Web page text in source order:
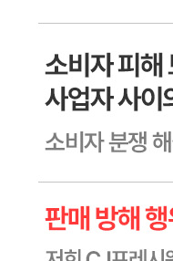
상세페이지참고
소비기한
본 제품은 제품입고일
하므로, 필요시 고객센
터 365일 까지
포장단위별 용량(중량)
상세페이지참고
원재료명 및 함량
상세페이지참고